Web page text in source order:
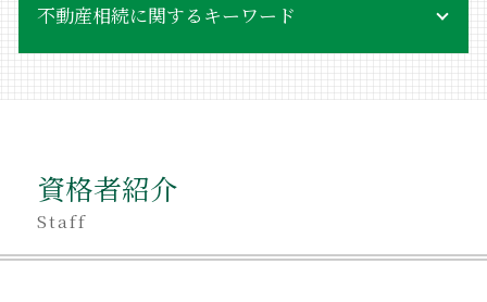
不当利得返還 遺留分
相続 後見人 をつけない
相続 独身 子供なし
不当利得返還請求 要件
不当利得返還請求 無視
相続 意味
不動産相続に関するキーワード
親名義 相続 不動産
相続 不動産売却 税金
不動産相続手続き 費用
資格者紹介
Staff